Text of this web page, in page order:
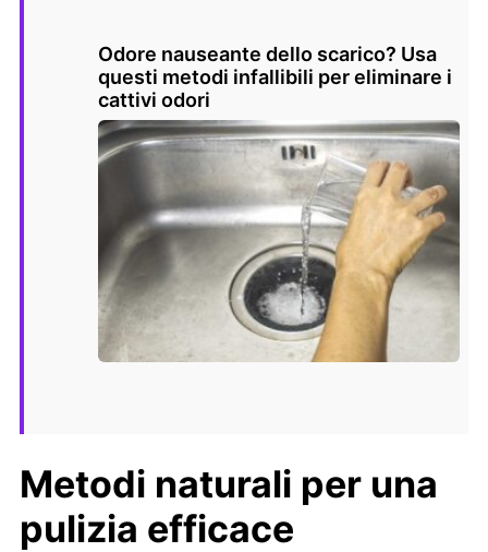
Odore nauseante dello scarico? Usa
questi metodi infallibili per eliminare i
cattivi odori
Metodi naturali per una
pulizia efficace